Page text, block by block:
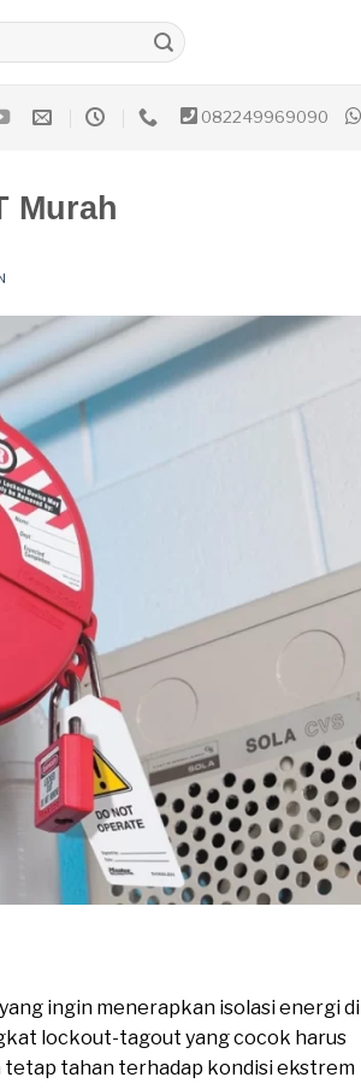
082249969090
Murah
ingin menerapkan isolasi energi di
lockout-tagout yang cocok harus
tetap tahan terhadap kondisi ekstrem